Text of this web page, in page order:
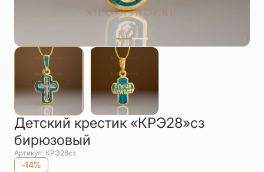
Цепи
Чётки
Шнурки на
Другое
Детский крестик «КРЭ28»сз
бирюзовый
Артикул: КРЭ28сз
-14%